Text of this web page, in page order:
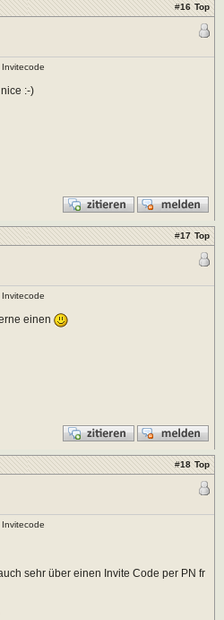
#16 Top
:-)
#17 Top
einen
#18 Top
sehr über einen Invite Code per PN fr